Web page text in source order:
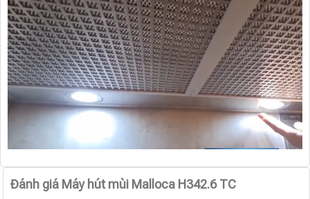
Đánh giá Máy hút mùi Malloca H342.6 TC